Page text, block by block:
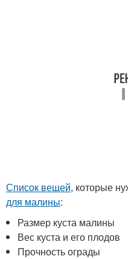
Список вещей, которые
для малины:
Размер куста малины
Вес куста и его плодов
Прочность ограды